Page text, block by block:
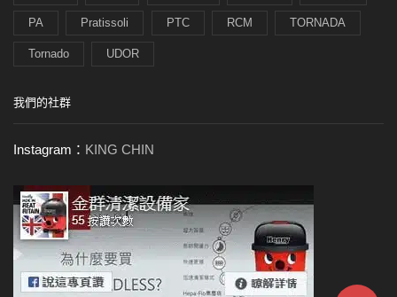
PA Pratissoli PTC RCM TORNADA
Tornado UDOR
我們的社群
Instagram： KING CHIN